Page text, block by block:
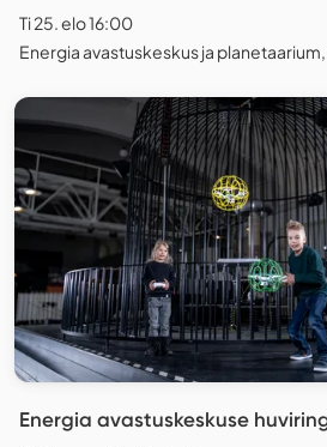
Ti 25. elo 16:00
Energia avastuskeskus ja planetaarium,
Energia avastuskeskuse